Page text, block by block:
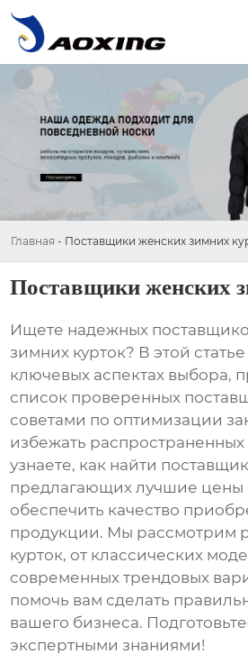
Главная - Поставщики женских зимних
Поставщики женских
Ищете надежных
зимних курток? В этой
ключевых аспектах выбора,
список проверенных
советами по оптимизации
избежать
узнаете, как найти
предлагающих лучшие цены
обеспечить качество
продукции. Мы рассмотрим
курток, от классических
современных трендовых
помочь вам сделать
вашего бизнеса.
экспертными знаниями!